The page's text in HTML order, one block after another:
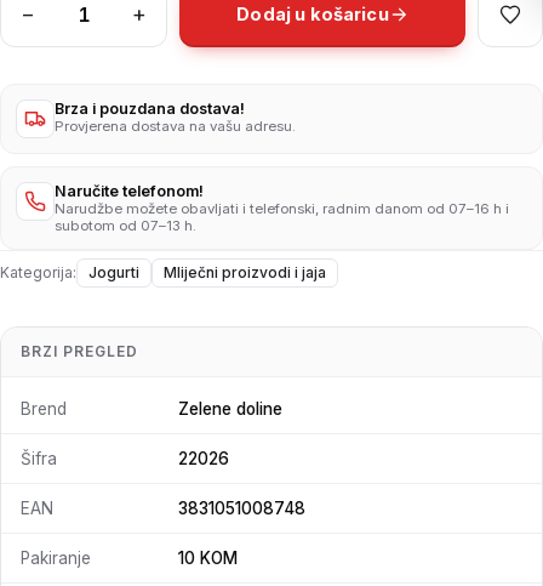
−
LCA
jogurt
1,2%mm180g
količina
+ Dodaj u košaricu
Brza i pouzdana dostava!
Provjerena dostava na vašu adresu.
Naručite telefonom!
Narudžbe možete obavljati i telefonski, radnim danom od 07–16 h i
subotom od 07–13 h.
Kategorija: Jogurti Mliječni proizvodi i jaja
BRZI PREGLED
Brend Zelene doline
Šifra 22026
EAN 3831051008748
Pakiranje 10 KOM